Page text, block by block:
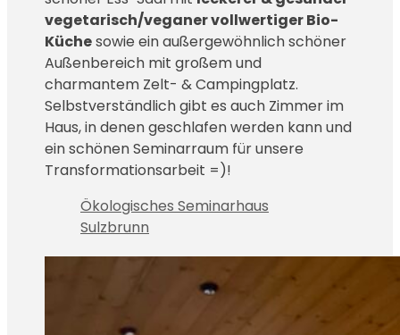
vegetarisch/veganer vollwertiger Bio-
Küchesowie ein außergewöhnlich schöner
Außenbereich mit großem und
charmantem Zelt- & Campingplatz.
Selbstverständlich gibt es auch Zimmer im
Haus, in denen geschlafen werden kann und
ein schönen Seminarraum für unsere
Transformationsarbeit =)!
Ökologisches Seminarhaus
Sulzbrunn